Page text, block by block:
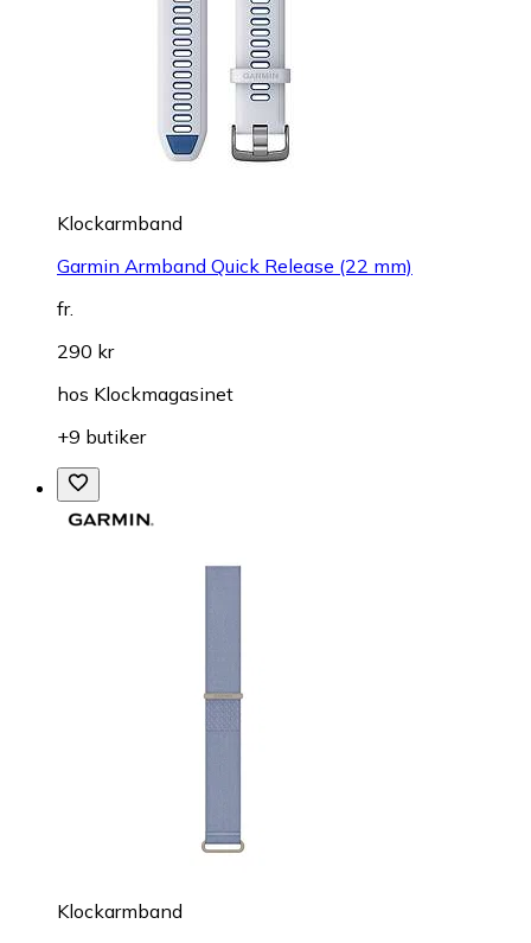
Klockarmband
Garmin Armband Quick Release (22 mm)
fr.
290 kr
hos Klockmagasinet
+9 butiker
Klockarmband